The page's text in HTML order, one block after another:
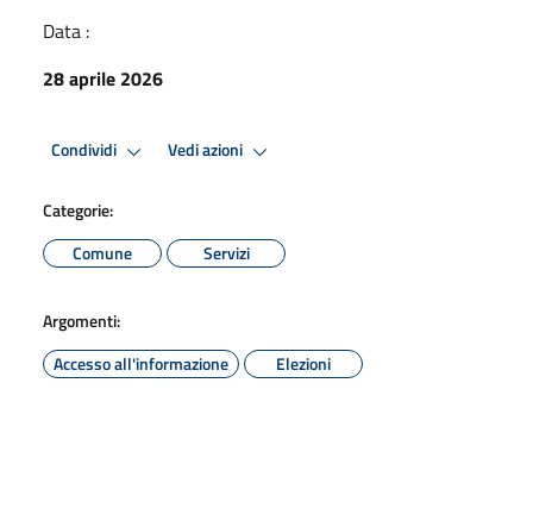
Data :
28 aprile 2026
Condividi Vedi azioni
Categorie:
Comune
Servizi
Argomenti:
Accesso all'informazione
Elezioni